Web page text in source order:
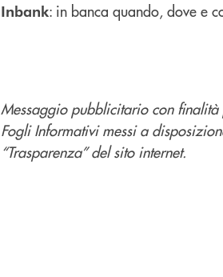
Inbank: in banca quando, dove e
Messaggio pubblicitario con
Fogli Informativi messi a
“Trasparenza” del sito internet.